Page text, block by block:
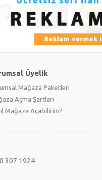
Üyelik
Mağaza Paketleri
Açma Şartları
Mağaza Açabilirim?
307 1924